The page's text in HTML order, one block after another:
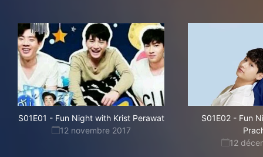
S01E01 - Fun Night with Krist Perawat
12 novembre 2017
S01E02- Fun
12